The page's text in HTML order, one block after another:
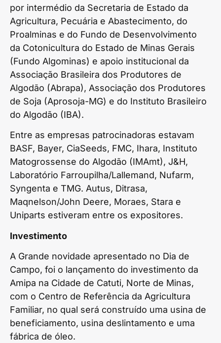
por intermédio da Secretaria de Estado da
Agricultura, Pecuária e Abastecimento, do
Proalminas e do Fundo de Desenvolvimento
da Cotonicultura do Estado de Minas Gerais
(Fundo Algominas) e apoio institucional da
Associação Brasileira dos Produtores de
Algodão (Abrapa), Associação dos Produtores
de Soja (Aprosoja-MG) e do Instituto Brasileiro
do Algodão (IBA).
Entre as empresas patrocinadoras estavam
BASF, Bayer, CiaSeeds, FMC, Ihara, Instituto
Matogrossense do Algodão (IMAmt), J&H,
Laboratório Farroupilha/Lallemand, Nufarm,
Syngenta e TMG. Autus, Ditrasa,
Maqnelson/John Deere, Moraes, Stara e
Uniparts estiveram entre os expositores.
Investimento
A Grande novidade apresentado no Dia de
Campo, foi o lançamento do investimento da
Amipa na Cidade de Catuti, Norte de Minas,
com o Centro de Referência da Agricultura
Familiar, no qual será construído uma usina de
beneficiamento, usina deslintamento e uma
fábrica de óleo.